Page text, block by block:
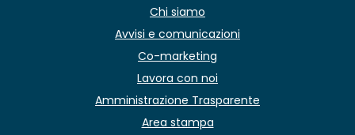
Chi siamo
Avvisi e comunicazioni
Co-marketing
Lavora con noi
Amministrazione Trasparente
Area stampa